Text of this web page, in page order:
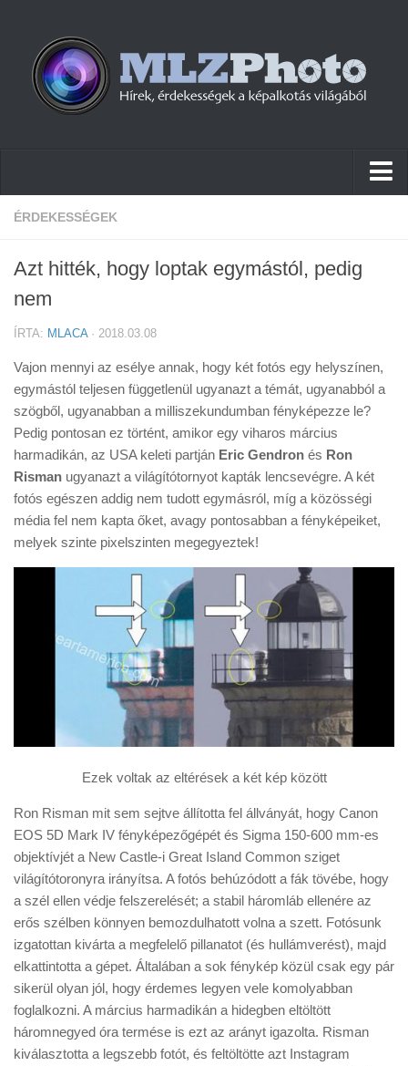
Hírek
Cikkek
Tudástár
Tanácsok
Érdekességek
Helyszíni Riport
E-BB
ÉRDEKESSÉGEK
Azt hitték, hogy loptak egymástól, pedig
nem
ÍRTA: MLACA· 2018.03.08
Vajon mennyi az esélye annak, hogy két fotós egy helyszínen,
egymástól teljesen függetlenül ugyanazt a témát, ugyanabból a
szögből, ugyanabban a milliszekundumban fényképezze le?
Pedig pontosan ez történt, amikor egy viharos március
harmadikán, az USA keleti partján Eric Gendron és Ron
Risman ugyanazt a világítótornyot kapták lencsevégre. A két
fotós egészen addig nem tudott egymásról, míg a közösségi
média fel nem kapta őket, avagy pontosabban a fényképeiket,
melyek szinte pixelszinten megegyeztek!
Ezek voltak az eltérések a két kép között
Ron Risman mit sem sejtve állította fel állványát, hogy Canon
EOS 5D Mark IV fényképezőgépét és Sigma 150-600 mm-es
objektívjét a New Castle-i Great Island Common sziget
világítótoronyra irányítsa. A fotós behúzódott a fák tövébe, hogy
a szél ellen védje felszerelését; a stabil háromláb ellenére az
erős szélben könnyen bemozdulhatott volna a szett. Fotósunk
izgatottan kivárta a megfelelő pillanatot (és hullámverést), majd
elkattintotta a gépet. Általában a sok fénykép közül csak egy pár
sikerül olyan jól, hogy érdemes legyen vele komolyabban
foglalkozni. A március harmadikán a hidegben eltöltött
háromnegyed óra termése is ezt az arányt igazolta. Risman
kiválasztotta a legszebb fotót, és feltöltötte azt Instagram